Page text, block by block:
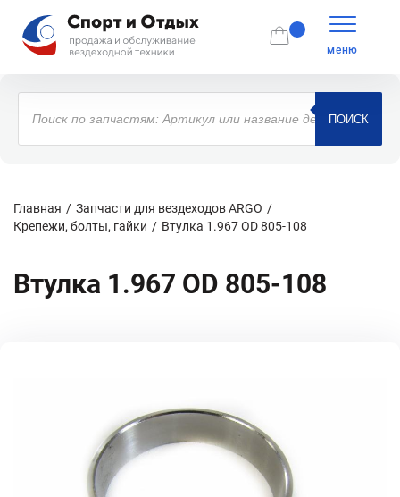
меню
Поиск
товаров
ПОИСК
Главная
Запчасти для вездеходов ARGO
Крепежи, болты, гайки
Втулка 1.967 OD 805-108
Втулка 1.967 OD 805-108